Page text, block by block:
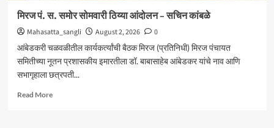
मिरज पं. स. समोर सोमवारी ठिय्या आंदोलन – सचिन कांबळे
Mahasatta_sangli August 2, 2026
0
आंबेडकरी चळवळीतील कार्यकर्त्यांची बैठक मिरज (प्रतिनिधी) मिरज पंचायत
समितीच्या नूतन प्रशासकीय इमारतीला डॉ. बाबासाहेब आंबेडकर यांचे नाव आणि
सभागृहाला छत्रपती...
Read MoreRead